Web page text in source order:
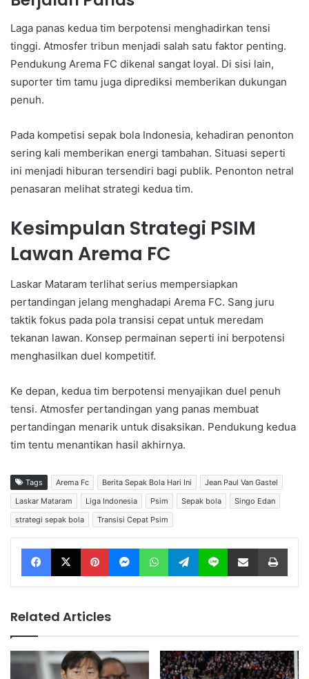
Laga panas kedua tim berpotensi menghadirkan tensi
tinggi. Atmosfer tribun menjadi salah satu faktor penting.
Pendukung Arema FC dikenal sangat loyal. Di sisi lain,
suporter tim tamu juga diprediksi memberikan dukungan
penuh.
Pada kompetisi sepak bola Indonesia, kehadiran penonton
sering kali memberikan energi tambahan. Situasi seperti
ini menjadi hiburan tersendiri bagi publik. Penonton netral
penasaran melihat strategi kedua tim.
Kesimpulan Strategi PSIM
Lawan Arema FC
Laskar Mataram terlihat serius mempersiapkan
pertandingan jelang menghadapi Arema FC. Sang juru
taktik fokus pada pola transisi cepat untuk meredam
tekanan lawan. Konsep permainan seperti ini berpotensi
menghasilkan duel kompetitif.
Ke depan, kedua tim berpotensi menyajikan duel penuh
tensi. Atmosfer pertandingan yang panas membuat
pertandingan menarik untuk disaksikan. Pendukung kedua
tim tentu menantikan hasil akhirnya.
Tags Arema Fc Berita Sepak Bola Hari Ini
Jean Paul Van Gastel
Laskar Mataram
Liga Indonesia Psim Sepak bola
Singo Edan
strategi sepak bola
Transisi Cepat Psim
Facebook X Pinterest Messenger WhatsApp Telegram Line Share via Email
Related Articles